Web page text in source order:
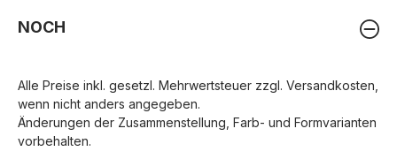
NOCH
Alle Preise inkl. gesetzl. Mehrwertsteuer zzgl. Versandkosten
wenn nicht anders angegeben.
Änderungen der Zusammenstellung, Farb- und Formvarianten
vorbehalten.